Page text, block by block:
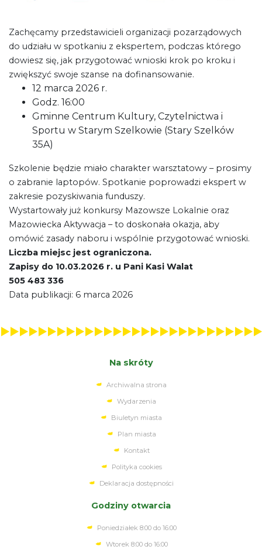
Zachęcamy przedstawicieli organizacji pozarządowych
do udziału w spotkaniu z ekspertem, podczas którego
dowiesz się, jak przygotować wnioski krok po kroku i
zwiększyć swoje szanse na dofinansowanie.
12 marca 2026 r.
Godz. 16:00
Gminne Centrum Kultury, Czytelnictwa i
Sportu w Starym Szelkowie (Stary Szelków
35A)
Szkolenie będzie miało charakter warsztatowy – prosimy
o zabranie laptopów. Spotkanie poprowadzi ekspert w
zakresie pozyskiwania funduszy.
Wystartowały już konkursy Mazowsze Lokalnie oraz
Mazowiecka Aktywacja – to doskonała okazja, aby
omówić zasady naboru i wspólnie przygotować wnioski.
Liczba miejsc jest ograniczona.
Zapisy do 10.03.2026 r. u Pani Kasi Walat
505 483 336
Data publikacji: 6 marca 2026
Na skróty
Archiwalna strona
Wydarzenia
Biuletyn miasta
Plan miasta
Kontakt
Polityka cookies
Deklaracja dostępności
Godziny otwarcia
Poniedziałek 8:00 do 16:00
Wtorek 8:00 do 16:00